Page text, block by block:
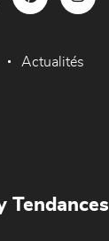
Actualités
Tendances